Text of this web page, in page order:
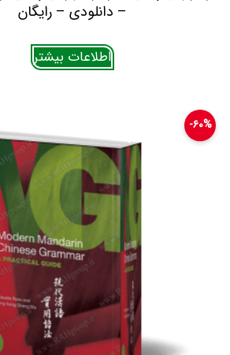
– دانلودی – رایگان
اطلاعات بیشتر
۶۰%-